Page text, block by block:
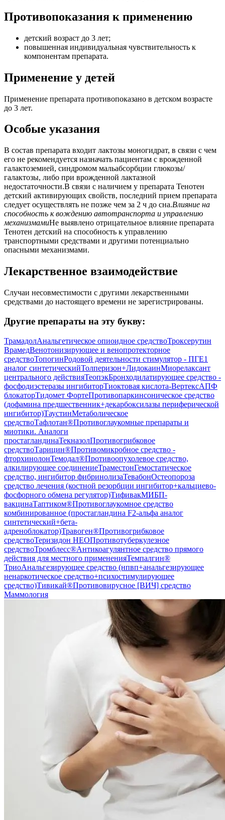
Противопоказания к применению
детский возраст до 3 лет;
повышенная индивидуальная чувствительность к
компонентам препарата.
Применение у детей
Применение препарата противопоказано в детском возрасте
до 3 лет.
Особые указания
В состав препарата входит лактозы моногидрат, в связи с чем
его не рекомендуется назначать пациентам с врожденной
галактоземией, синдромом мальабсорбции глюкозы/
галактозы, либо при врожденной лактазной
недостаточности.В связи с наличием у препарата Тенотен
детский активирующих свойств, последний прием препарата
следует осуществлять не позже чем за 2 ч до сна.Влияние на
способность к вождению автотранспорта и управлению
механизмамиНе выявлено отрицательное влияние препарата
Тенотен детский на способность к управлению
транспортными средствами и другими потенциально
опасными механизмами.
Лекарственное взаимодействие
Случаи несовместимости с другими лекарственными
средствами до настоящего времени не зарегистрированы.
Другие препараты на эту букву:
ТрамадолАнальгетическое опиоидное средствоТроксерутин
ВрамедВенотонизирующее и венопротекторное
средствоТопогинРодовой деятельности стимулятор - ПГЕ1
аналог синтетическийТолперизон+ЛидокаинМиорелаксант
центрального действияТеопэкБронходилатирующее средство -
фосфодиэстеразы ингибиторТиоктовая кислота-ВертексАПФ
блокаторТидомет ФортеПротивопаркинсоническое средство
(дофамина предшественник+декарбоксилазы периферической
ингибитор)ТаустинМетаболическое
средствоТафлотан®Противоглаукомные препараты и
миотики. Аналоги
простагландинаТекназолПротивогрибковое
средствоТарицин®Противомикробное средство -
фторхинолонТемодал®Противоопухолевое средство,
алкилирующее соединениеТраместонГемостатическое
средство, ингибитор фибринолизаТевабонОстеопороза
средство лечения (костной резорбции ингибитор+кальциево-
фосфорного обмена регулятор)ТифивакМИБП-
вакцинаТаптиком®Противоглаукомное средство
комбинированное (простагландина F2-альфа аналог
синтетический+бета-
адреноблокатор)Травоген®Противогрибковое
средствоТеризидон НЕОПротивотуберкулезное
средствоТромблесс®Антикоагулянтное средство прямого
действия для местного примененияТемпалгин®
ТриоАнальгезирующее средство (нпвп+анальгезирующее
ненаркотическое средство+психостимулирующее
средство)Тивикай®Противовирусное [ВИЧ] средство
Маммология